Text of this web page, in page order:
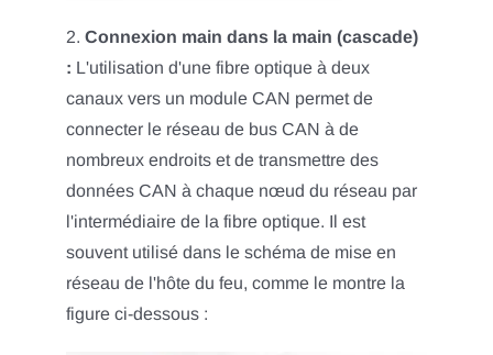
2. Connexion main dans la main (cascade)
: L'utilisation d'une fibre optique à deux
canaux vers un module CAN permet de
connecter le réseau de bus CAN à de
nombreux endroits et de transmettre des
données CAN à chaque nœud du réseau par
l'intermédiaire de la fibre optique. Il est
souvent utilisé dans le schéma de mise en
réseau de l'hôte du feu, comme le montre la
figure ci-dessous :